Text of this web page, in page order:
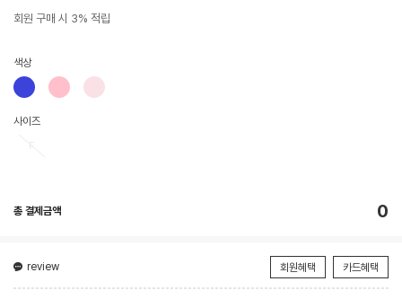
회원 구매 시 3% 적립
색상
사이즈
총 결제금액 0
review 회원혜택 카드혜택